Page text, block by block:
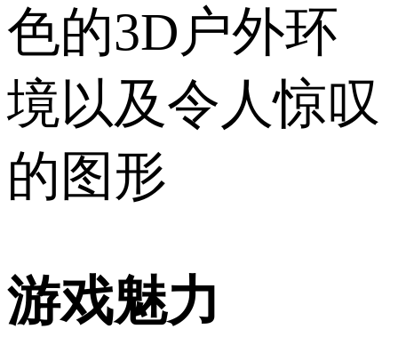
色的3D户外环
境以及令人惊叹
的图形
游戏魅力